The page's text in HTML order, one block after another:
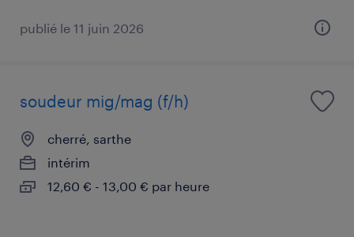
publié le 11 juin 2026
soudeur mig/mag (f/h)
cherré, sarthe
intérim
12,60 € - 13,00 € par heure